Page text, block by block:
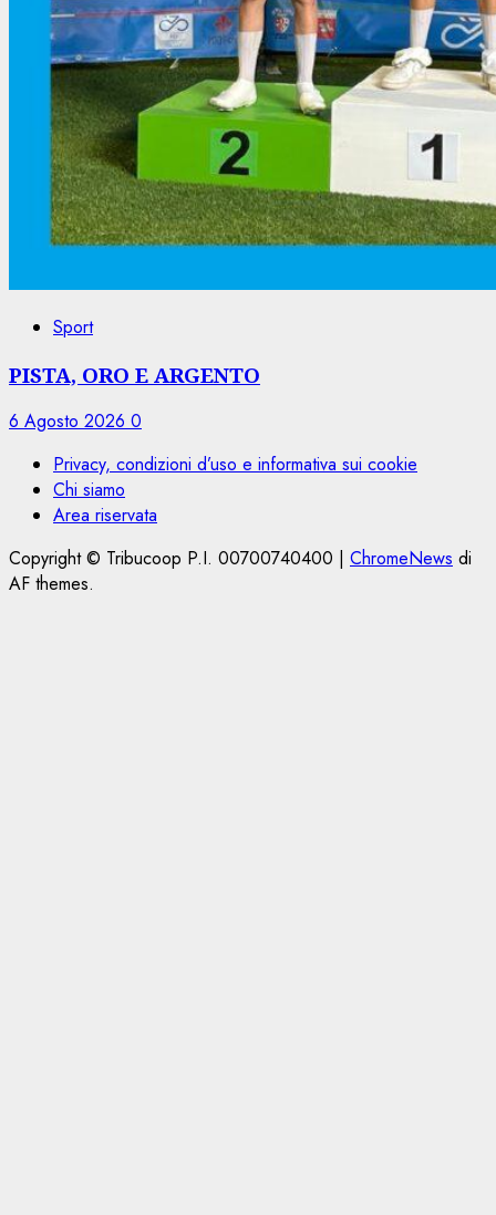
Sport
PISTA, ORO E ARGENTO
6 Agosto 2026 0
Privacy, condizioni d’uso e informativa sui cookie
Chi siamo
Area riservata
Copyright © Tribucoop P.I. 00700740400 | ChromeNews di
AF themes.